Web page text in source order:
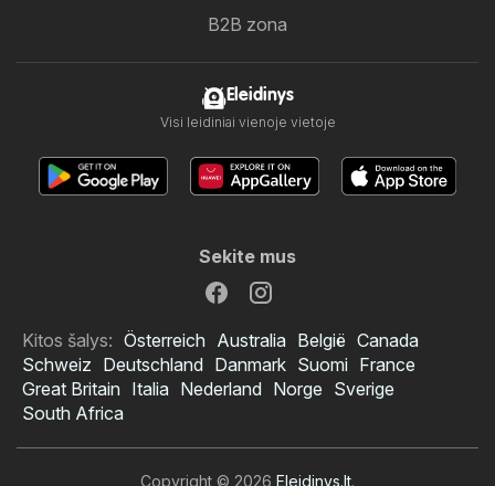
B2B zona
Eleidinys
Visi leidiniai vienoje vietoje
Sekite mus
Kitos šalys: Österreich Australia België Canada
Schweiz Deutschland Danmark Suomi France
Great Britain Italia Nederland Norge Sverige
South Africa
Copyright © 2026 Eleidinys.lt.